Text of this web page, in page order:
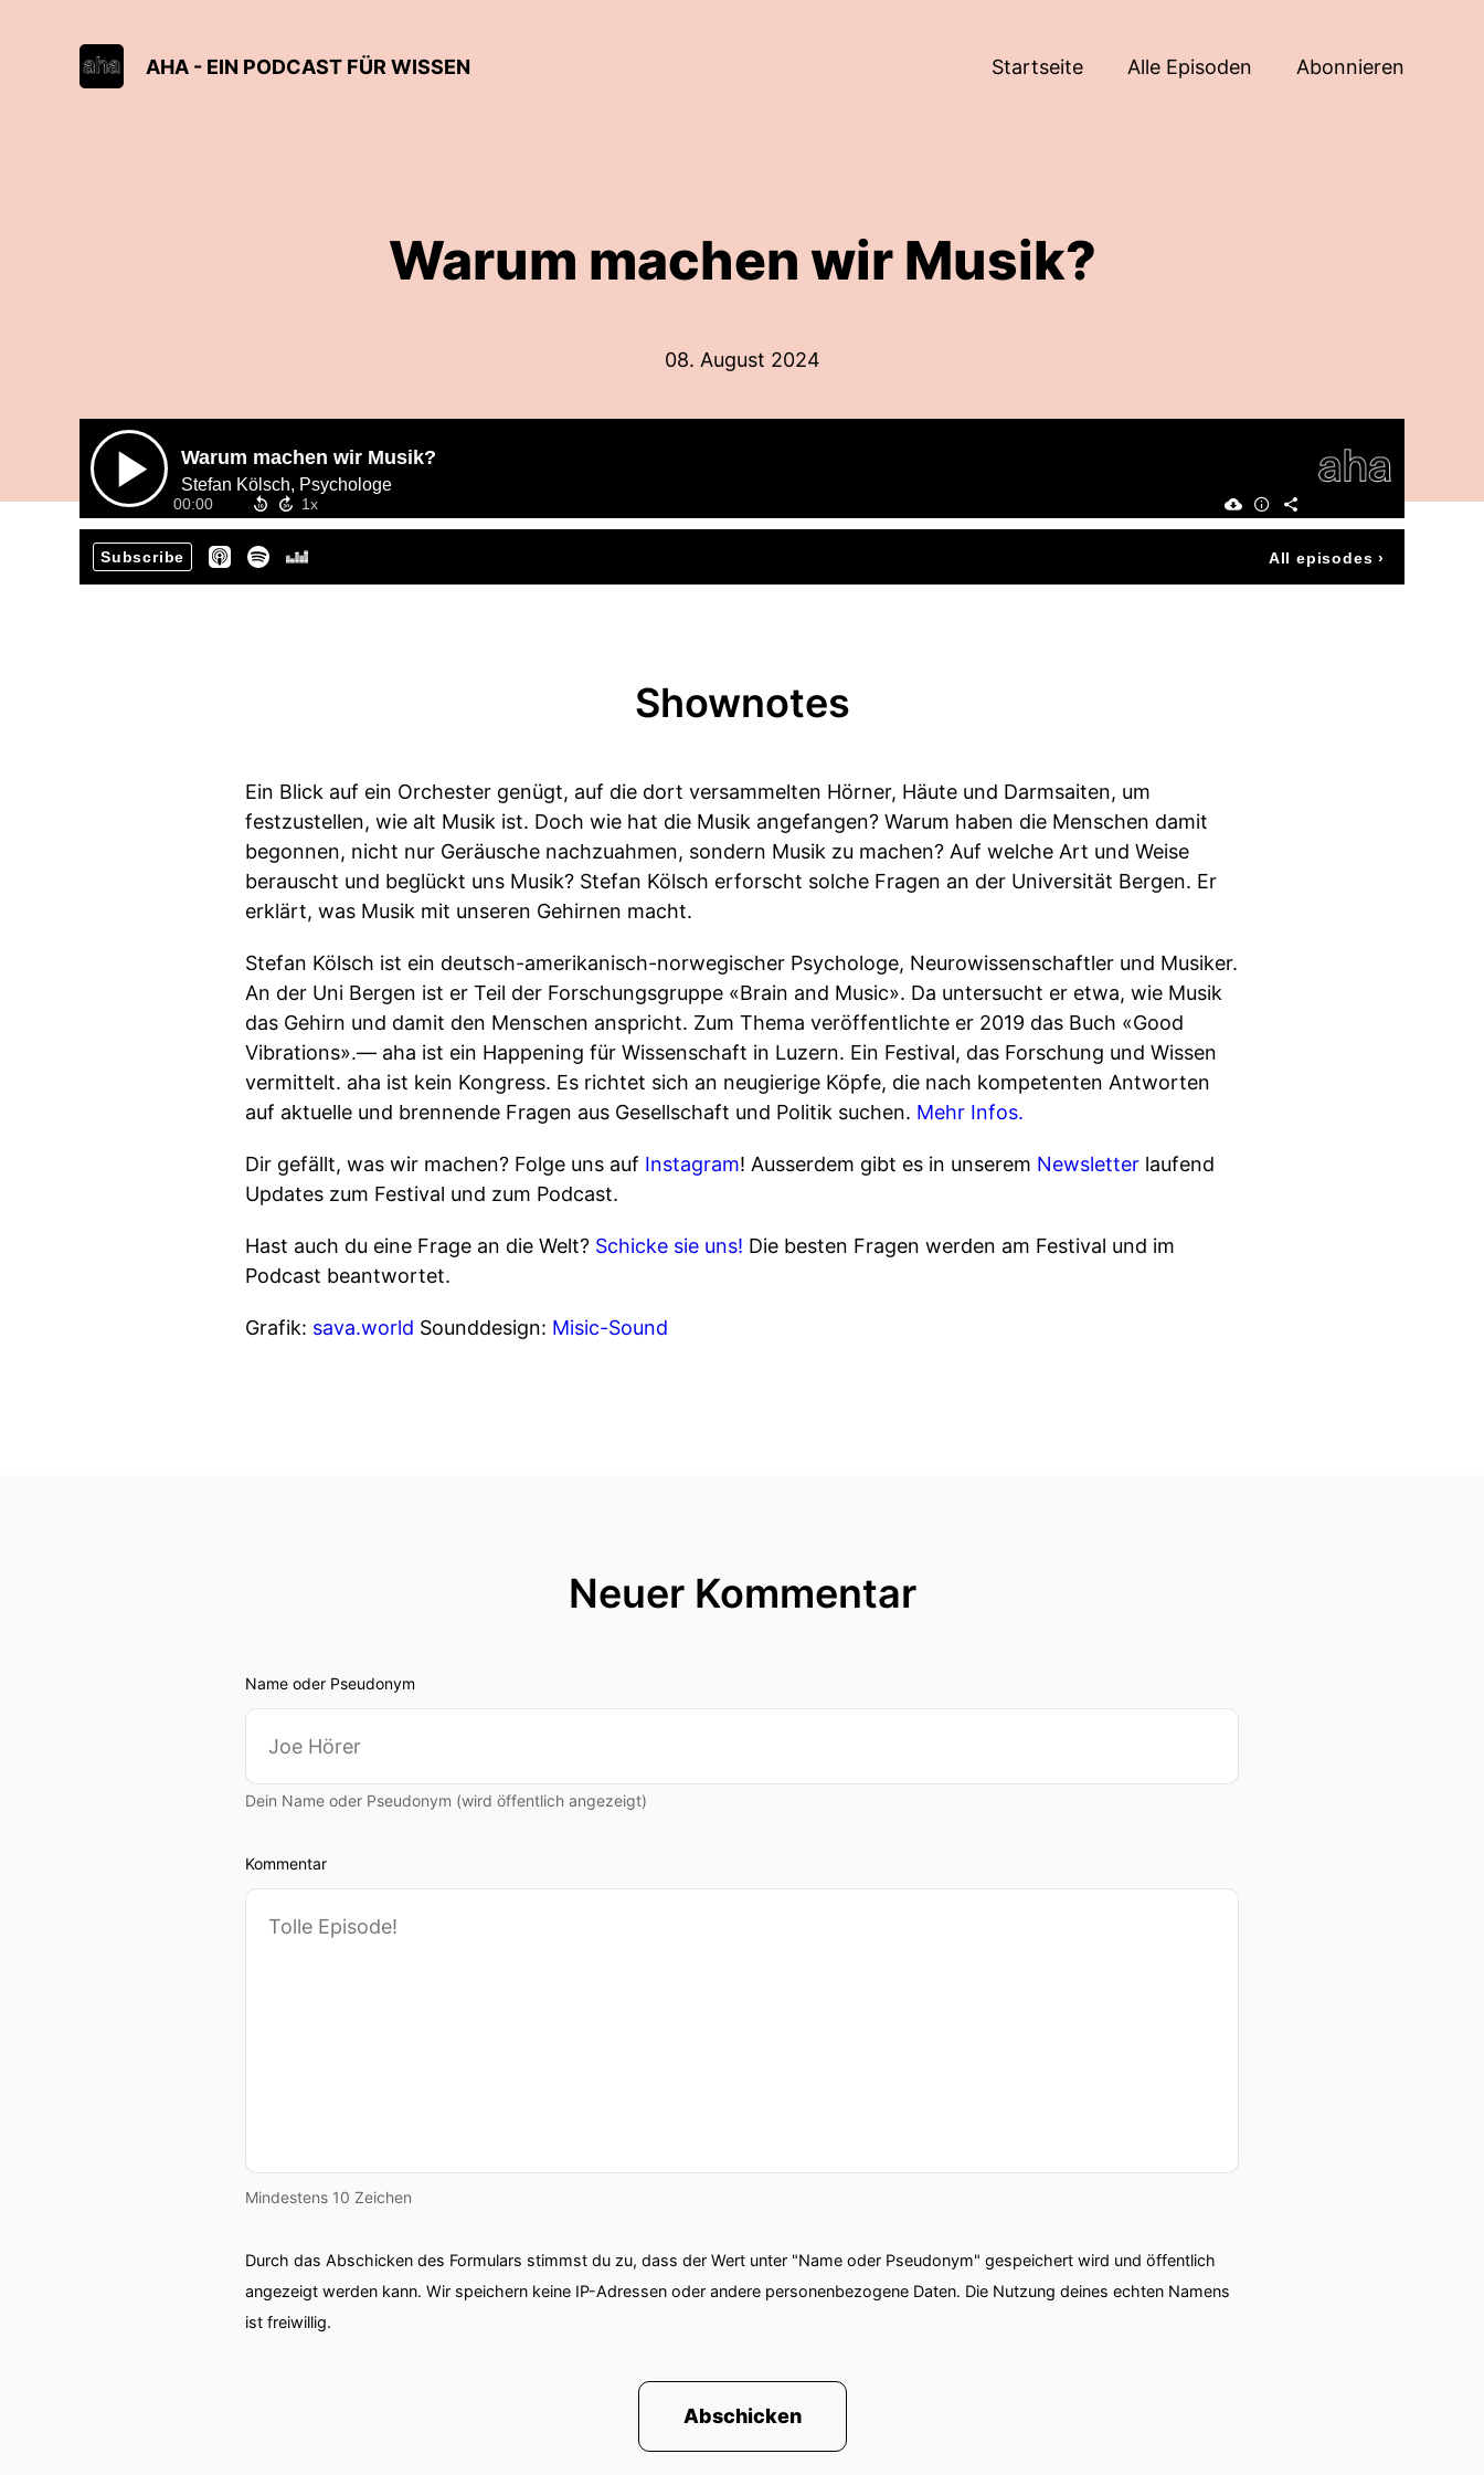
AHA - EIN PODCAST FÜR WISSEN Startseite Alle Episoden Abonnieren
Warum machen wir Musik?
08. August 2024
Warum machen wir Musik?
Stefan Kölsch, Psychologe
00:00
Subscribe All episodes ›
Shownotes
Ein Blick auf ein Orchester genügt, auf die dort versammelten Hörner, Häute und Darmsaiten, um
festzustellen, wie alt Musik ist. Doch wie hat die Musik angefangen? Warum haben die Menschen damit
begonnen, nicht nur Geräusche nachzuahmen, sondern Musik zu machen? Auf welche Art und Weise
berauscht und beglückt uns Musik? Stefan Kölsch erforscht solche Fragen an der Universität Bergen. Er
erklärt, was Musik mit unseren Gehirnen macht.
Stefan Kölsch ist ein deutsch-amerikanisch-norwegischer Psychologe, Neurowissenschaftler und Musiker.
An der Uni Bergen ist er Teil der Forschungsgruppe «Brain and Music». Da untersucht er etwa, wie Musik
das Gehirn und damit den Menschen anspricht. Zum Thema veröffentlichte er 2019 das Buch «Good
Vibrations». ​​— aha ist ein Happening für Wissenschaft in Luzern. Ein Festival, das Forschung und Wissen
vermittelt. aha ist kein Kongress. Es richtet sich an neugierige Köpfe, die nach kompetenten Antworten
auf aktuelle und brennende Fragen aus Gesellschaft und Politik suchen. Mehr Infos.
Dir gefällt, was wir machen? Folge uns auf Instagram! Ausserdem gibt es in unserem Newsletter laufend
Updates zum Festival und zum Podcast.
Hast auch du eine Frage an die Welt? Schicke sie uns! Die besten Fragen werden am Festival und im
Podcast beantwortet.
Grafik: sava.world Sounddesign: Misic-Sound
Neuer Kommentar
Name oder Pseudonym
Dein Name oder Pseudonym (wird öffentlich angezeigt)
Kommentar
Mindestens 10 Zeichen
Durch das Abschicken des Formulars stimmst du zu, dass der Wert unter "Name oder Pseudonym" gespeichert wird und öffentlich
angezeigt werden kann. Wir speichern keine IP-Adressen oder andere personenbezogene Daten. Die Nutzung deines echten Namens
ist freiwillig.
Abschicken